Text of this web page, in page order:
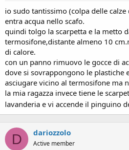
io sudo tantissimo (colpa delle
entra acqua nello scafo.
quindi tolgo la scarpetta e la metto
termosifone,distante almeno 10
di calore.
con un panno rimuovo le gocce di
dove si sovrappongono le plastiche
asciugare vicino al termosifone ma
la mia ragazza invece tiene le
lavanderia e vi accende il pinguino
D dariozzolo
Active member